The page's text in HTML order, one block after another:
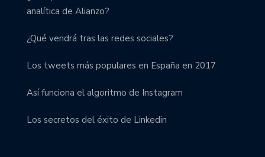
analítica de Alianzo?
¿Qué vendrá tras las redes sociales?
Los tweets más populares en España en 2017
Así funciona el algoritmo de Instagram
Los secretos del éxito de Linkedin